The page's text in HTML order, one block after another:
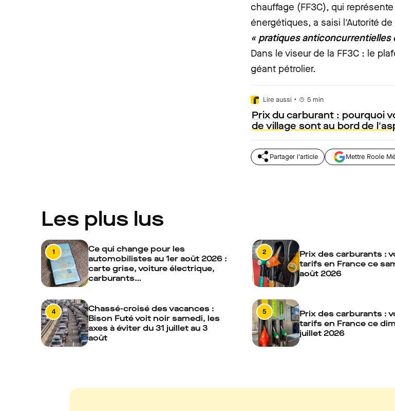
chauffage (FF3C), qui
énergétiques, a saisi l'Autorité
« pratiques anticoncurrentielles
Dans le viseur de la FF3C : le
géant pétrolier.
Lire aussi • 5 min
Prix du carburant : pourquoi
de village sont au bord de
Partager l'article Mettre Roole
Les plus lus
1
Ce qui change pour les
automobilistes au 1er août 2026 :
carte grise, voiture électrique,
carburants…
2
Prix des carburants :
tarifs en France ce
août 2026
4
Chassé-croisé des vacances :
Bison Futé voit noir samedi, les
axes à éviter du 31 juillet au 3
août
5
Prix des carburants :
tarifs en France ce
juillet 2026